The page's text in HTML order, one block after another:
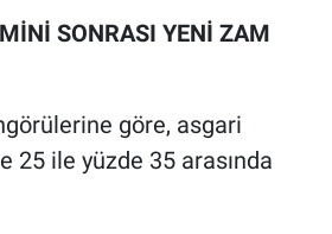
SONRASI YENİ ZAM
göre, asgari
25 ile yüzde 35 arasında